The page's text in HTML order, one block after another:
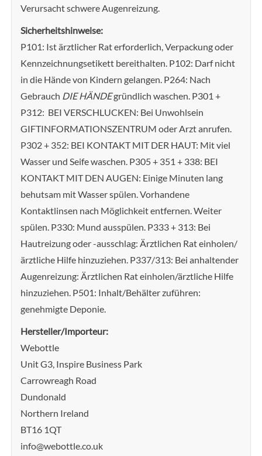
Verursacht schwere Augenreizung.
Sicherheitshinweise:
P101: Ist ärztlicher Rat erforderlich, Verpackung oder
Kennzeichnungsetikett bereithalten. P102: Darf nicht
in die Hände von Kindern gelangen. P264: Nach
Gebrauch DIE HÄNDEgründlich waschen. P301 +
P312: BEI VERSCHLUCKEN: Bei Unwohlsein
GIFTINFORMATIONSZENTRUM oder Arzt anrufen.
P302 + 352: BEI KONTAKT MIT DER HAUT: Mit viel
Wasser und Seife waschen. P305 + 351 + 338: BEI
KONTAKT MIT DEN AUGEN: Einige Minuten lang
behutsam mit Wasser spülen. Vorhandene
Kontaktlinsen nach Möglichkeit entfernen. Weiter
spülen. P330: Mund ausspülen. P333 + 313: Bei
Hautreizung oder -ausschlag: Ärztlichen Rat einholen/
ärztliche Hilfe hinzuziehen. P337/313: Bei anhaltender
Augenreizung: Ärztlichen Rat einholen/ärztliche Hilfe
hinzuziehen. P501: Inhalt/Behälter zuführen:
genehmigte Deponie.
Hersteller/Importeur:
Webottle
Unit G3, Inspire Business Park
Carrowreagh Road
Dundonald
Northern Ireland
BT16 1QT
info@webottle.co.uk